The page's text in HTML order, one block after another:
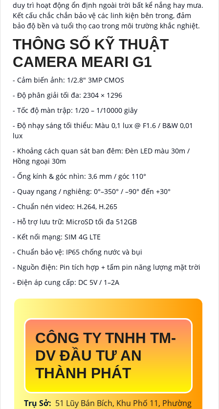
duy trì hoạt động ổn định ngoài trời bất kể nắng hay mưa.
Kết cấu chắc chắn bảo vệ các linh kiện bên trong, đảm
bảo độ bền và tuổi thọ cao trong môi trường khắc nghiệt.
THÔNG SỐ KỸ THUẬT
CAMERA MEARI G1
- Cảm biến ảnh: 1/2.8" 3MP CMOS
- Độ phân giải tối đa: 2304 × 1296
- Tốc độ màn trập: 1/20 – 1/10000 giây
- Độ nhạy sáng tối thiểu: Màu 0,1 lux @ F1.6 / B&W 0,01
lux
- Khoảng cách quan sát ban đêm: Đèn LED màu 30m /
Hồng ngoại 30m
- Ống kính & góc nhìn: 3,6 mm / góc 110°
- Quay ngang / nghiêng: 0°–350° / –90° đến +30°
- Chuẩn nén video: H.264, H.265
- Hỗ trợ lưu trữ: MicroSD tối đa 512GB
- Kết nối mạng: SIM 4G LTE
- Chuẩn bảo vệ: IP65 chống nước và bụi
- Nguồn điện: Pin tích hợp + tấm pin năng lượng mặt trời
- Điện áp cung cấp: DC 5V / 1–2A
CÔNG TY TNHH TM-
DV ĐẦU TƯ AN
THÀNH PHÁT
Trụ Sở: 51 Lũy Bán Bích, Khu Phố 11, Phường